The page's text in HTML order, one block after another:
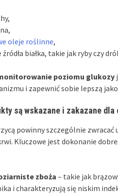
oleje roślinne,
źródła białka, takie jak ryby czy
poziomu glukozy
i zapewnić sobie lepszą
są wskazane i zakazane dla
powinny szczególnie
Kluczowe jest dokonanie
zboża – takie jak
i charakteryzują się niskim